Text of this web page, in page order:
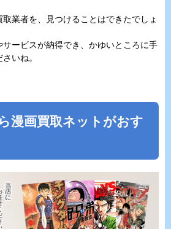
業者を、見つけることはできたでしょ
ービスが納得でき、かゆいところに手
いね。
漫画買取ネットがおす